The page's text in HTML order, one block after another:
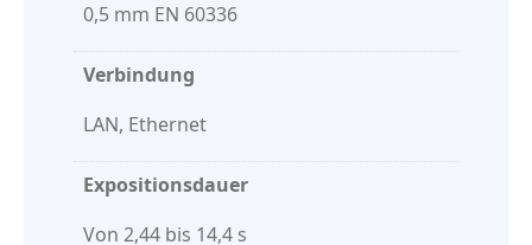
0,5 mm EN 60336
Verbindung
LAN, Ethernet
Expositionsdauer
Von 2,44 bis 14,4 s